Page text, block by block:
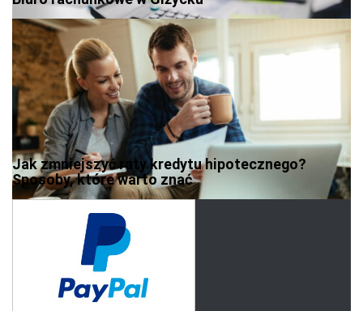
Jak zmniejszyć raty kredytu hipotecznego?
Sposoby, które warto znać